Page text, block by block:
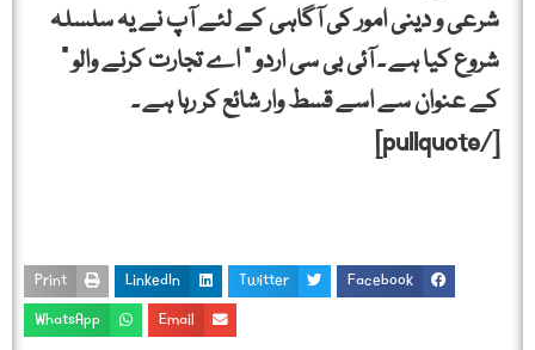
شرعی و دینی امور کی آگاہی کے لئے آپ نے یہ سلسلہ
شروع کیا ہے ۔ آئی بی سی اردو ” اے تجارت کرنے والو ”
کے عنوان سے اسے قسط وار شائع کر رہا ہے ۔
[/pullquote]
Facebook
Twitter
LinkedIn
Print
Email
WhatsApp